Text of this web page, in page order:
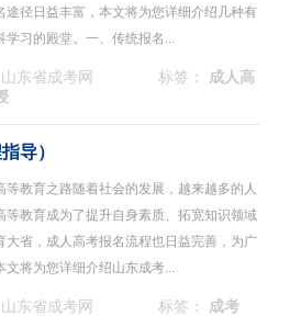
径日益丰富，本文将为您详细介绍几种有
习的殿堂。一、传统报名...
山东省成考网 标签：
成人高
导）
教育之路随着社会的发展，越来越多的人
教育成为了提升自身素质、拓宽知识领域
大省，成人高考报名流程也日益完善，为广
文将为您详细介绍山东成考...
山东省成考网 标签：
成考